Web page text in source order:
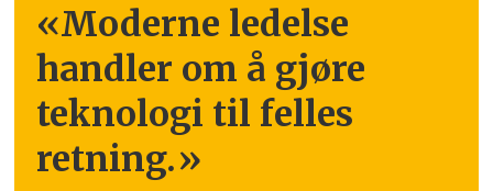
«Moderne ledelse
handler om å gjøre
teknologi til felles
retning.»